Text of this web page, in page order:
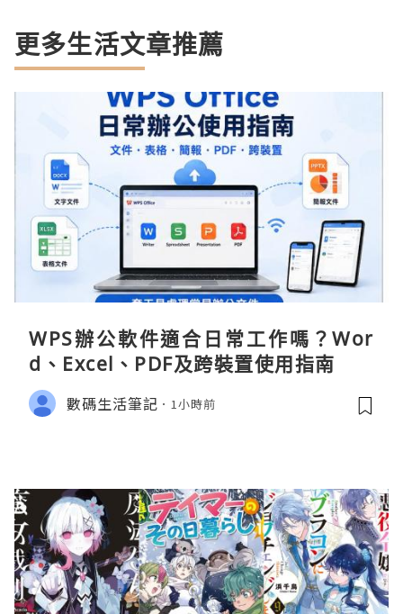
更多生活文章推薦
WPS辦公軟件適合日常工作嗎？Wor
d、Excel、PDF及跨裝置使用指南
數碼生活筆記 1小時前